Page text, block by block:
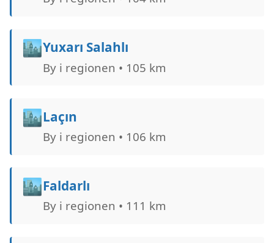
🏙️Yuxarı Salahlı
By i regionen • 105 km
🏙️Laçın
By i regionen • 106 km
🏙️Faldarlı
By i regionen • 111 km